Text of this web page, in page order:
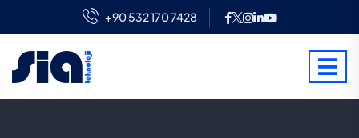
+90 532 170 7428